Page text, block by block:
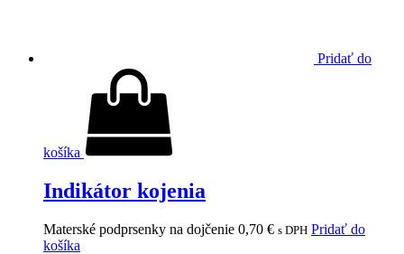
Pridať do
košíka
Indikátor kojenia
Materské podprsenky na dojčenie 0,70 € s DPH Pridať do
košíka